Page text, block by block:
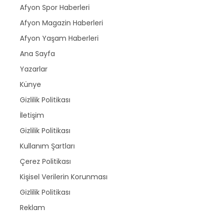
Afyon Spor Haberleri
Afyon Magazin Haberleri
Afyon Yaşam Haberleri
Ana Sayfa
Yazarlar
Künye
Gizlilik Politikası
İletişim
Gizlilik Politikası
Kullanım Şartları
Çerez Politikası
Kişisel Verilerin Korunması
Gizlilik Politikası
Reklam